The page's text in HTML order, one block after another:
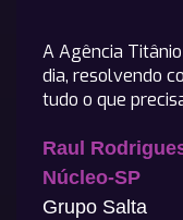
A Agência
dia, resolvendo
tudo o que
Raul
Núcleo-SP
Grupo Salta